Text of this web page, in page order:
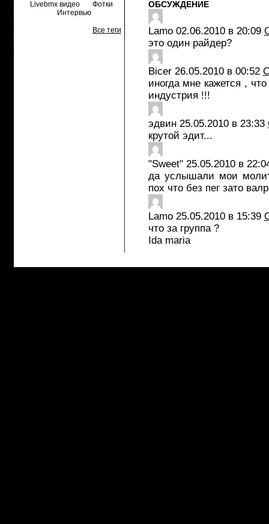
ОБСУЖДЕНИЕ
Lamo 02.06.2010 в 20:09
это один райдер?
Bicer 26.05.2010 в 00:52
иногда мне кажется ,
индустрия !!!
эдвин 25.05.2010 в 23:33
крутой эдит...
"Sweet" 25.05.2010 в
да услышали мои
пох что без пег зато
Lamo 25.05.2010 в 15:39
что за группа ?
Ida maria
Livebmx видео
Фотки
Интервью
Все теги